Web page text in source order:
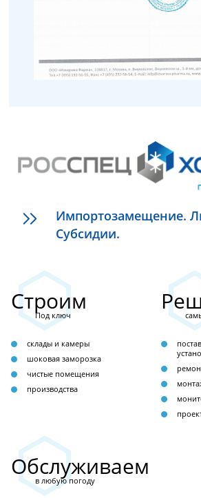
Импортозамещение.
Субсидии.
Строим
Под ключ
склады и камеры
шоковая заморозка
чистые помещения
производства
Обслуживаем
в любую погоду